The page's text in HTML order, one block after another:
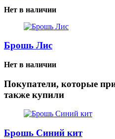
Нет в наличии
Брошь Лис
Нет в наличии
Покупатели, которые
также купили
Брошь Синий кит